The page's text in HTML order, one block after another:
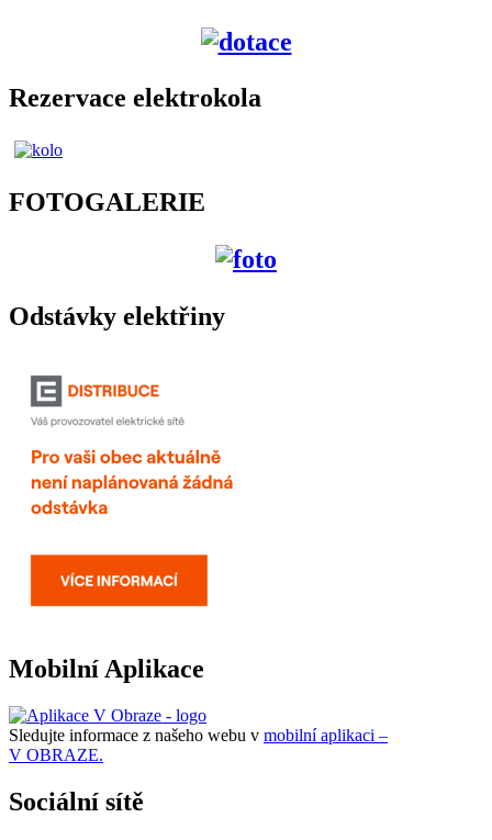
Rezervace elektrokola
FOTOGALERIE
Odstávky elektřiny
Mobilní Aplikace
Sledujte informace z našeho webu v mobilní aplikaci –
V OBRAZE.
Sociální sítě